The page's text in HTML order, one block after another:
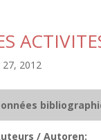
27, 2012
/ Autoren: